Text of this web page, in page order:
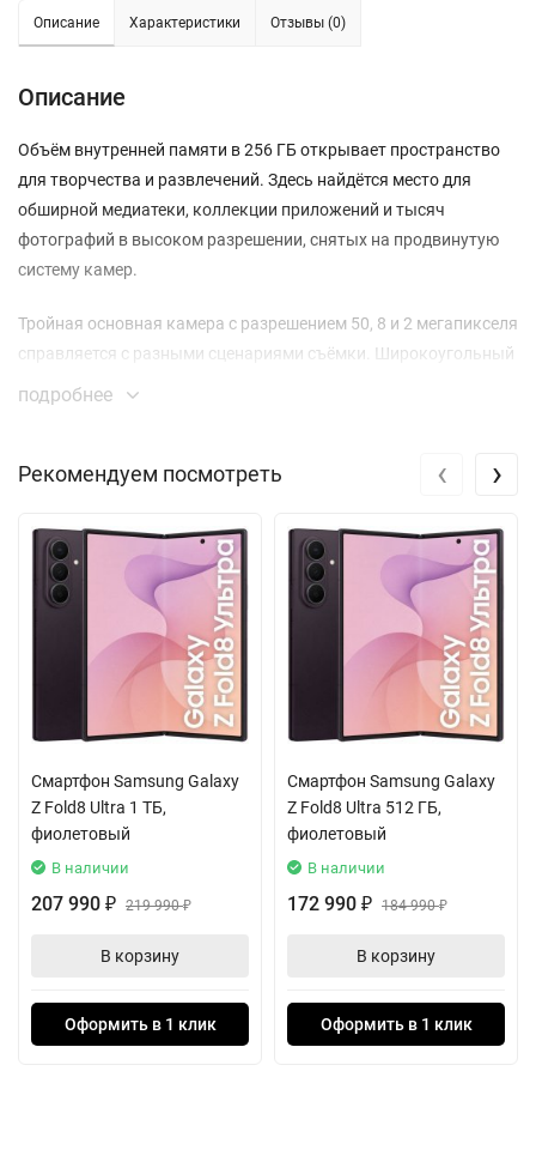
Описание Характеристики Отзывы (0)
Описание
Объём внутренней памяти в 256 ГБ открывает пространство
для творчества и развлечений. Здесь найдётся место для
обширной медиатеки, коллекции приложений и тысяч
фотографий в высоком разрешении, снятых на продвинутую
систему камер.
Тройная основная камера с разрешением 50, 8 и 2 мегапикселя
справляется с разными сценариями съёмки. Широкоугольный
модуль захватывает панорамные пейзажи, а основной датчик
позволяет рассмотреть детали вдали. Запись видео в
превращает любой момент жизни в мини-фильм.
Фронтальная 13-мегапиксельная камера с диафрагмой f/2.2
создана для ярких селфи и качественных видеозвонков.
Чёткое изображение и точная цветопередача обеспечат
уверенность в каждом кадре.
Сердцем модели является процессор Exynos 1380, который
производительность в мобильных играх. Поддержка сетей
пятого поколения 5G гарантирует высокоскоростной доступ в
интернет для мгновенной загрузки контента и комфортного
стриминга.
аккумулятору на 5000 мАч. Он легко обеспечивает более 17
будет на исходе, быстрая зарядка через современный порт
подробнее
Рекомендуем посмотреть
Смартфон Samsung Galaxy
Z Fold8 Ultra 1 ТБ,
фиолетовый
В наличии
207 990 ₽ 219 990₽
В корзину
Оформить в 1 клик
Смартфон Samsung Galaxy
Z Fold8 Ultra 512 ГБ,
фиолетовый
В наличии
172 990 ₽ 184 990₽
В корзину
Оформить в 1 клик
‹ ›